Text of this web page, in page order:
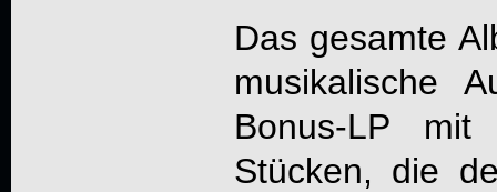
Das gesamte
musikalische
Bonus-LP
Stücken, die